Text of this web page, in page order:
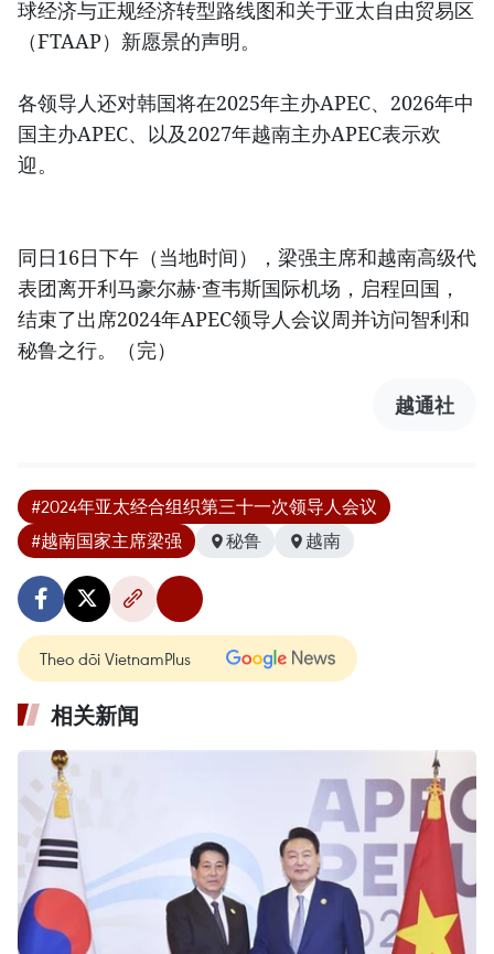
球经济与正规经济转型路线图和关于亚太自由贸易区
（FTAAP）新愿景的声明。
各领导人还对韩国将在2025年主办APEC、2026年中
国主办APEC、以及2027年越南主办APEC表示欢
迎。
同日16日下午（当地时间），梁强主席和越南高级代
表团离开利马豪尔赫·查韦斯国际机场，启程回国，
结束了出席2024年APEC领导人会议周并访问智利和
秘鲁之行。（完）
越通社
#2024年亚太经合组织第三十一次领导人会议
#越南国家主席梁强
秘鲁 越南
Theo dõi VietnamPlus
相关新闻